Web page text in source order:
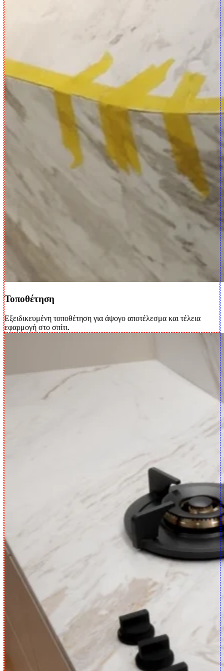
Τοποθέτηση
Εξειδικευμένη τοποθέτηση για άψογο αποτέλεσμα και τέλεια
εφαρμογή στο σπίτι.